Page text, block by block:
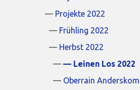
Projekte 2022
Frühling 2022
Herbst 2022
Leinen Los 2022
Oberrain